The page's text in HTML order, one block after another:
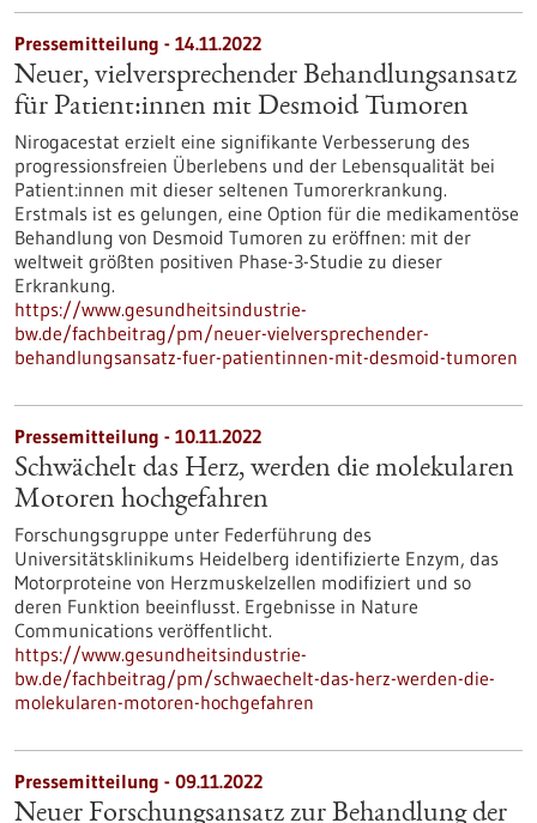
Pressemitteilung - 14.11.2022
Neuer, vielversprechender Behandlungsansatz
für Patient:innen mit Desmoid Tumoren
Nirogacestat erzielt eine signifikante Verbesserung des
progressionsfreien Überlebens und der Lebensqualität bei
Patient:innen mit dieser seltenen Tumorerkrankung.
Erstmals ist es gelungen, eine Option für die medikamentöse
Behandlung von Desmoid Tumoren zu eröffnen: mit der
weltweit größten positiven Phase-3-Studie zu dieser
Erkrankung.
https://www.gesundheitsindustrie-
bw.de/fachbeitrag/pm/neuer-vielversprechender-
behandlungsansatz-fuer-patientinnen-mit-desmoid-tumoren
Pressemitteilung - 10.11.2022
Schwächelt das Herz, werden die molekularen
Motoren hochgefahren
Forschungsgruppe unter Federführung des
Universitätsklinikums Heidelberg identifizierte Enzym, das
Motorproteine von Herzmuskelzellen modifiziert und so
deren Funktion beeinflusst. Ergebnisse in Nature
Communications veröffentlicht.
https://www.gesundheitsindustrie-
bw.de/fachbeitrag/pm/schwaechelt-das-herz-werden-die-
molekularen-motoren-hochgefahren
Pressemitteilung - 09.11.2022
Neuer Forschungsansatz zur Behandlung der